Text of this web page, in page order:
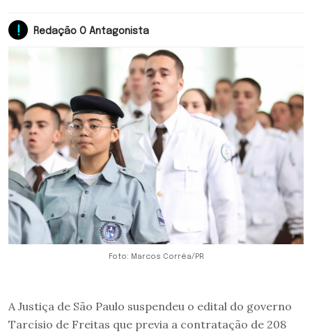
Redação O Antagonista
Foto: Marcos Corrêa/PR
A Justiça de São Paulo suspendeu o edital do governo
Tarcísio de Freitas que previa a contratação de 208